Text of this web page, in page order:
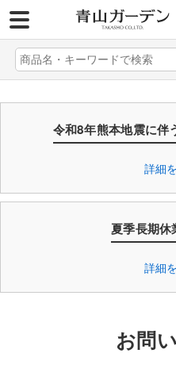
令和8年熊本地震に伴
詳細
夏季長期休
詳細
お問